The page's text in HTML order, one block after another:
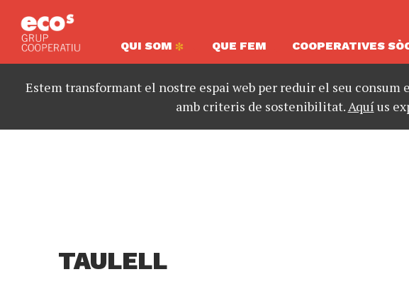
QUI SOM QUE FEM COOPERATIVES
Estem transformant el nostre espai web per reduir el seu consum
amb criteris de sostenibilitat.Aquíus
TAULELL